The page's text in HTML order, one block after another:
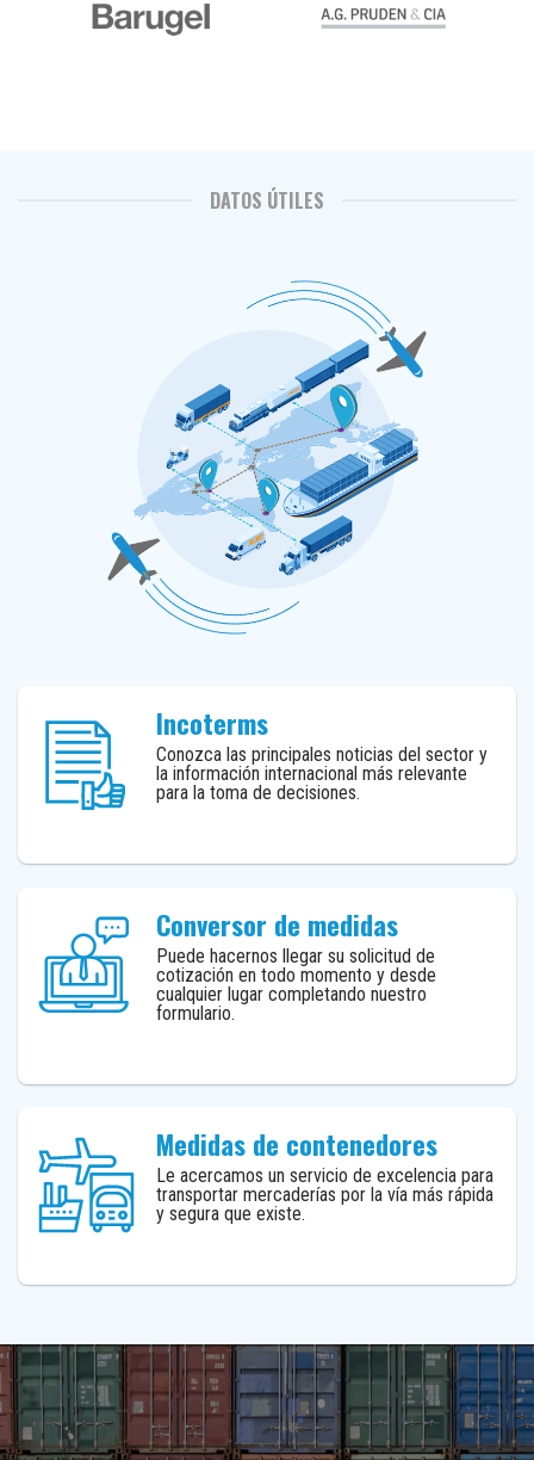
DATOS ÚTILES
Incoterms
Conozca las principales noticias del sector y
la información internacional más relevante
para la toma de decisiones.
Conversor de medidas
Puede hacernos llegar su solicitud de
cotización en todo momento y desde
cualquier lugar completando nuestro
formulario.
Medidas de contenedores
Le acercamos un servicio de excelencia para
transportar mercaderías por la vía más rápida
y segura que existe.